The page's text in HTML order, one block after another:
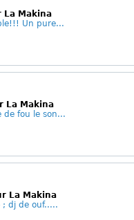
La Makina
Un pure...
La Makina
de fou le son...
La Makina
dj de ouf.....